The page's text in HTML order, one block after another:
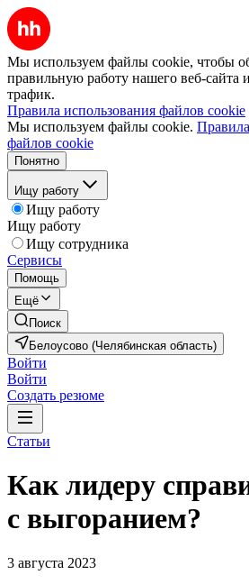
Мы используем файлы cookie, чтобы
правильную работу нашего веб-сайта
трафик.
Правила использования файлов cookie
Мы используем файлы cookie.
файлов cookie
Понятно
Ищу работу
Ищу работу
Ищу работу
Ищу сотрудника
Сервисы
Помощь
Ещё
Поиск
Белоусово (Челябинская область)
Войти
Войти
Создать резюме
Статьи
Как лидеру
с выгоранием?
3 августа 2023